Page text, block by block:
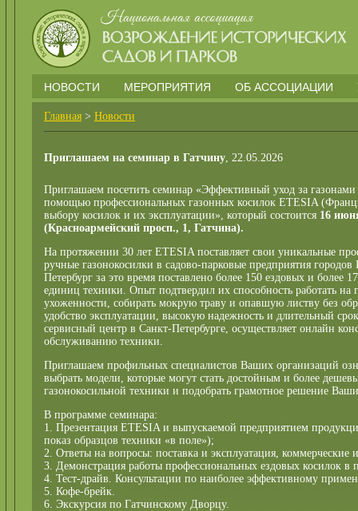
НОВОСТИ МЕРОПРИЯТИЯ ОБ АССОЦИАЦИИ
Главная > Новости
Приглашаем на семинар в Гатчину, 22.05.2026
Приглашаем посетить семинар «Эффективный уход за газонами
помощью профессиональных газонных косилок ETESIA
выбору косилок и их эксплуатации», который состоится 16
(Красноармейский просп., 1, Гатчина).
На протяжении 30 лет ETESIA поставляет свои уникальные
ручные газонокосилки в садово-парковые предприятия
Петербург за это время поставлено более 150 ездовых и более
единиц техники. Опыт подтвердил их способность работать на
ухоженности, собирать мокрую траву и опавшую листву без
удобство эксплуатации, высокую надежность и длительный
сервисный центр в Санкт-Петербурге, осуществляет онлайн
обслуживанию техники.
Приглашаем профильных специалистов Ваших организаций
выбрать модели, которые могут стать достойным и более
газонокосильной техники и подобрать грамотное решение
В программе семинара:
1. Презентация ETESIA и выпускаемой предприятием
показ образцов техники «в поле»);
2. Ответы на вопросы: поставка и эксплуатация, коммерческие
3. Демонстрация работы профессиональных ездовых косилок в
4. Тест-драйв. Консультации по наиболее эффективному
5. Кофе-брейк.
6. Экскурсия по Гатчинскому Дворцу.